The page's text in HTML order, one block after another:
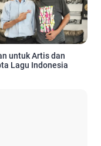
untuk Artis dan
Lagu Indonesia